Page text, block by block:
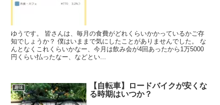
ゆうです。 皆さんは、毎月の食費がどれくらいかかっているかご存
知でしょうか？ 僕はいままで気にしたことがありませんでした。 な
んとなくこれくらいかなー、今月は飲み会が4回あったから1万5000
円くらい払ったなー、などとい...
趣味
【自転車】ロードバイクが安くな
る時期はいつか？